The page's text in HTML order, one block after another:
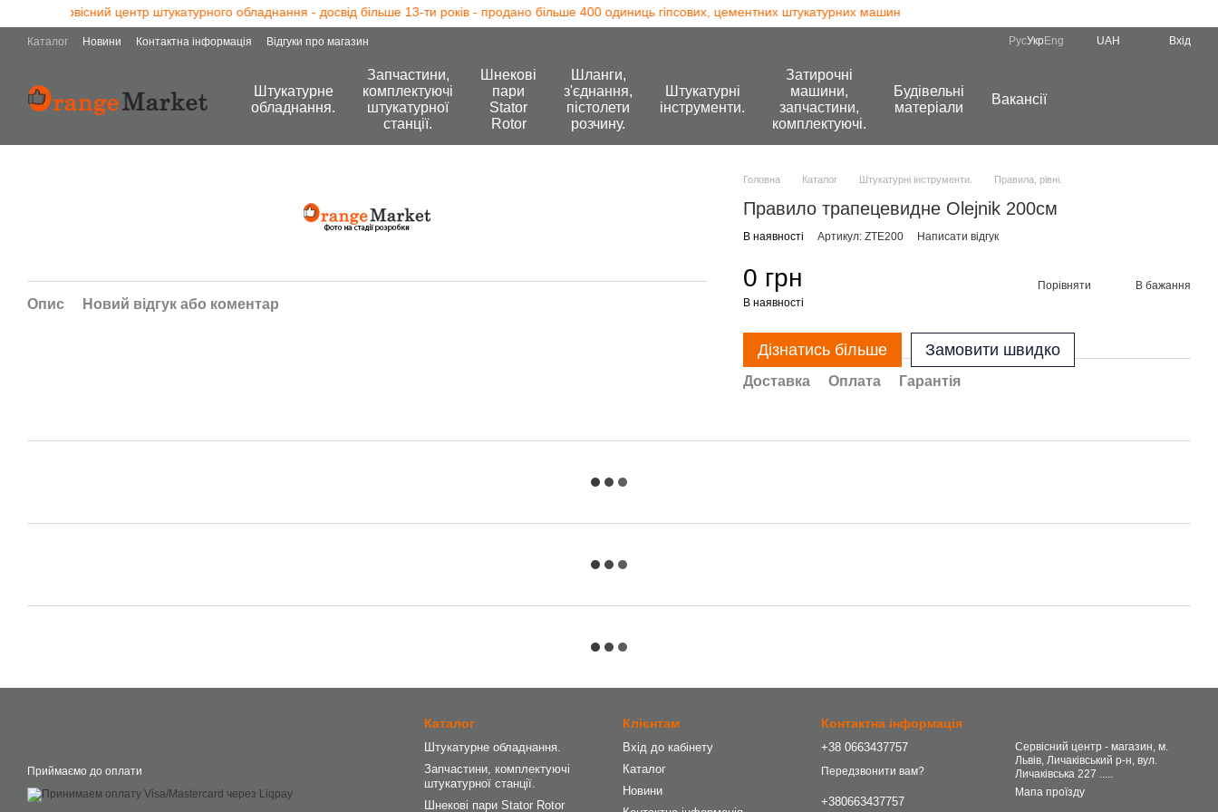
Перейти до основного контенту
сервісний центр штукатурного обладнання - досвід більше 13-ти років - продано більше 400 одиниць гіпсових, цементних штукатурних машин
Каталог Новини Контактна інформація Відгуки про магазин РусУкр Eng UAH Вхід
Штукатурне
обладнання.
Запчастини,
комплектуючі
штукатурної
станції.
Шнекові
пари
Stator
Rotor
Шланги,
з'єднання,
пістолети
розчину.
Штукатурні
інструменти.
Затирочні
машини,
запчастини,
комплектуючі.
Будівельні
матеріали
Вакансії
Опис Новий відгук або коментар
Головна Каталог Штукатурні інструменти. Правила, рівні.
Правило трапецевидне Olejnik 200см
В наявності Артикул: ZTE200 Написати відгук
0 грн
В наявності
Порівняти В бажання
Дізнатись більше Замовити швидко
Доставка Оплата Гарантія
Приймаємо до оплати
Каталог
Штукатурне обладнання.
Запчастини, комплектуючі
штукатурної станції.
Шнекові пари Stator Rotor
Клієнтам
Вхід до кабінету
Каталог
Новини
Контактна інформація
+38 0663437757
Передзвонити вам?
+380663437757
Сервісний центр - магазин, м.
Львів, Личаківський р-н, вул.
Личаківська 227 .....
Мапа проїзду